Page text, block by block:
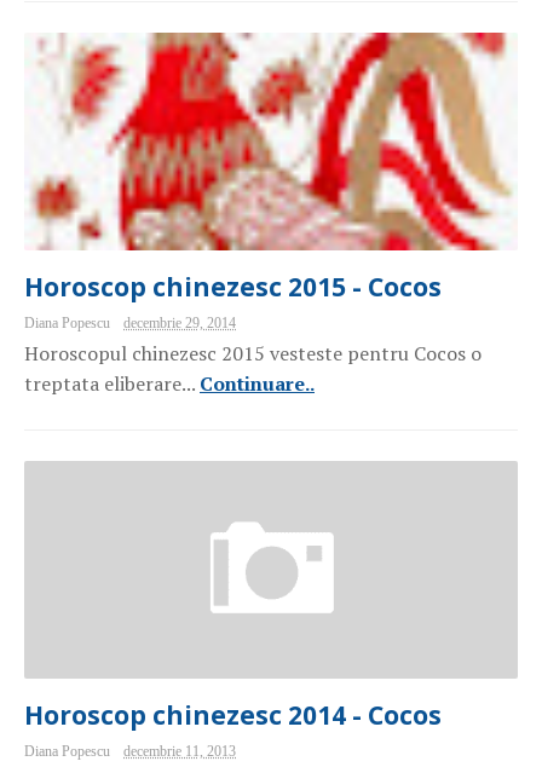
Horoscop chinezesc 2015 - Cocos
Diana Popescu decembrie 29, 2014
Horoscopul chinezesc 2015 vesteste pentru Cocos o
treptata eliberare... Continuare..
Horoscop chinezesc 2014 - Cocos
Diana Popescu decembrie 11, 2013